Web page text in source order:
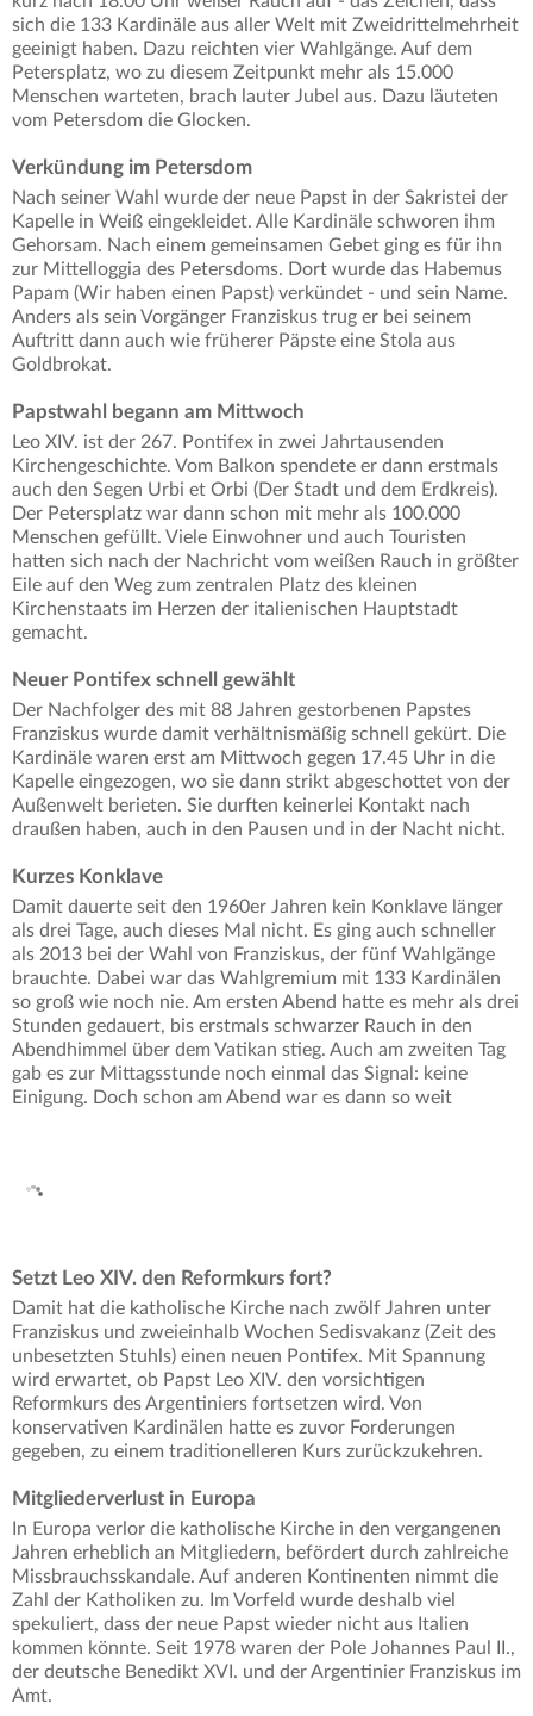
sich die 133 Kardinäle aus aller Welt mit Zweidrittelmehrheit
geeinigt haben. Dazu reichten vier Wahlgänge. Auf dem
Petersplatz, wo zu diesem Zeitpunkt mehr als 15.000
Menschen warteten, brach lauter Jubel aus. Dazu läuteten
vom Petersdom die Glocken.
Verkündung im Petersdom
Nach seiner Wahl wurde der neue Papst in der Sakristei der
Kapelle in Weiß eingekleidet. Alle Kardinäle schworen ihm
Gehorsam. Nach einem gemeinsamen Gebet ging es für ihn
zur Mittelloggia des Petersdoms. Dort wurde das Habemus
Papam (Wir haben einen Papst) verkündet - und sein Name.
Anders als sein Vorgänger Franziskus trug er bei seinem
Auftritt dann auch wie früherer Päpste eine Stola aus
Goldbrokat.
Papstwahl begann am Mittwoch
Leo XIV. ist der 267. Pontifex in zwei Jahrtausenden
Kirchengeschichte. Vom Balkon spendete er dann erstmals
auch den Segen Urbi et Orbi (Der Stadt und dem Erdkreis).
Der Petersplatz war dann schon mit mehr als 100.000
Menschen gefüllt. Viele Einwohner und auch Touristen
hatten sich nach der Nachricht vom weißen Rauch in größter
Eile auf den Weg zum zentralen Platz des kleinen
Kirchenstaats im Herzen der italienischen Hauptstadt
gemacht.
Neuer Pontifex schnell gewählt
Der Nachfolger des mit 88 Jahren gestorbenen Papstes
Franziskus wurde damit verhältnismäßig schnell gekürt. Die
Kardinäle waren erst am Mittwoch gegen 17.45 Uhr in die
Kapelle eingezogen, wo sie dann strikt abgeschottet von der
Außenwelt berieten. Sie durften keinerlei Kontakt nach
draußen haben, auch in den Pausen und in der Nacht nicht.
Kurzes Konklave
Damit dauerte seit den 1960er Jahren kein Konklave länger
als drei Tage, auch dieses Mal nicht. Es ging auch schneller
als 2013 bei der Wahl von Franziskus, der fünf Wahlgänge
brauchte. Dabei war das Wahlgremium mit 133 Kardinälen
so groß wie noch nie. Am ersten Abend hatte es mehr als drei
Stunden gedauert, bis erstmals schwarzer Rauch in den
Abendhimmel über dem Vatikan stieg. Auch am zweiten Tag
gab es zur Mittagsstunde noch einmal das Signal: keine
Einigung. Doch schon am Abend war es dann so weit
Setzt Leo XIV. den Reformkurs fort?
Damit hat die katholische Kirche nach zwölf Jahren unter
Franziskus und zweieinhalb Wochen Sedisvakanz (Zeit des
unbesetzten Stuhls) einen neuen Pontifex. Mit Spannung
wird erwartet, ob Papst Leo XIV. den vorsichtigen
Reformkurs des Argentiniers fortsetzen wird. Von
konservativen Kardinälen hatte es zuvor Forderungen
gegeben, zu einem traditionelleren Kurs zurückzukehren.
Mitgliederverlust in Europa
In Europa verlor die katholische Kirche in den vergangenen
Jahren erheblich an Mitgliedern, befördert durch zahlreiche
Missbrauchsskandale. Auf anderen Kontinenten nimmt die
Zahl der Katholiken zu. Im Vorfeld wurde deshalb viel
spekuliert, dass der neue Papst wieder nicht aus Italien
kommen könnte. Seit 1978 waren der Pole Johannes Paul II.,
der deutsche Benedikt XVI. und der Argentinier Franziskus im
Amt.